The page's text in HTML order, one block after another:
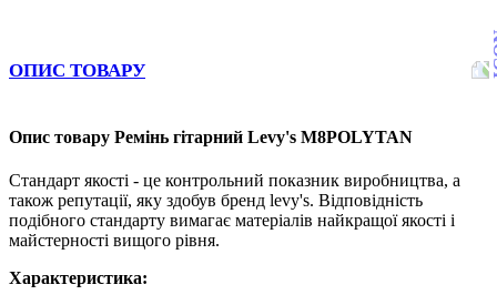
ОПИС ТОВАРУ
Опис товару Ремінь гітарний Levy's M8POLYTAN
Стандарт якості - це контрольний показник виробництва, а
також репутації, яку здобув бренд levy's. Відповідність
подібного стандарту вимагає матеріалів найкращої якості і
майстерності вищого рівня.
Характеристика: